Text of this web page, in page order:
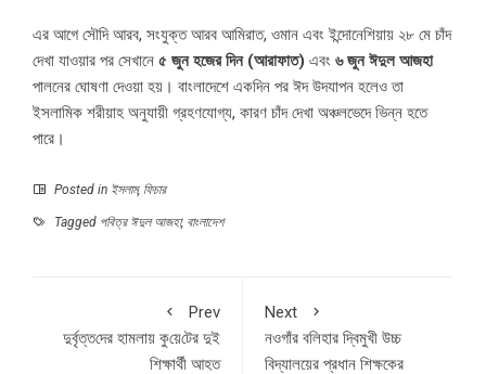
এর আগে সৌদি আরব, সংযুক্ত আরব আমিরাত, ওমান এবং ইন্দোনেশিয়ায় ২৮ মে চাঁদ
দেখা যাওয়ার পর সেখানে ৫ জুন হজের দিন (আরাফাত) এবং ৬ জুন ঈদুল আজহা
পালনের ঘোষণা দেওয়া হয়। বাংলাদেশে একদিন পর ঈদ উদযাপন হলেও তা
ইসলামিক শরীয়াহ অনুযায়ী গ্রহণযোগ্য, কারণ চাঁদ দেখা অঞ্চলভেদে ভিন্ন হতে
পারে।
Posted in ইসলাম, ফিচার
Tagged পবিত্র ঈদুল আজহা, বাংলাদেশ
Prev
দুর্বৃত্ত‌দের হামলায় কু‌য়ে‌টের দুই
শিক্ষার্থী আহত
Next
নওগাঁর বলিহার দ্বিমুখী উচ্চ
বিদ্যালয়ের প্রধান শিক্ষকের